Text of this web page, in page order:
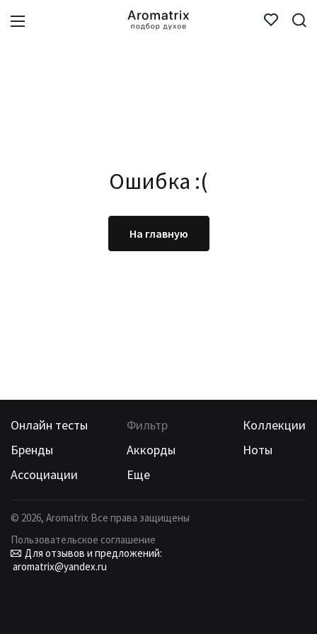
Ошибка :(
На главную
Онлайн тесты Фильтр
Коллекции
Бренды
Аккорды
Ноты
Ассоциации
Еще
© 2026, Aromatrix Все права защищены
Пользовательское соглашение
Для отзывов и предложений:
aromatrix@yandex.ru